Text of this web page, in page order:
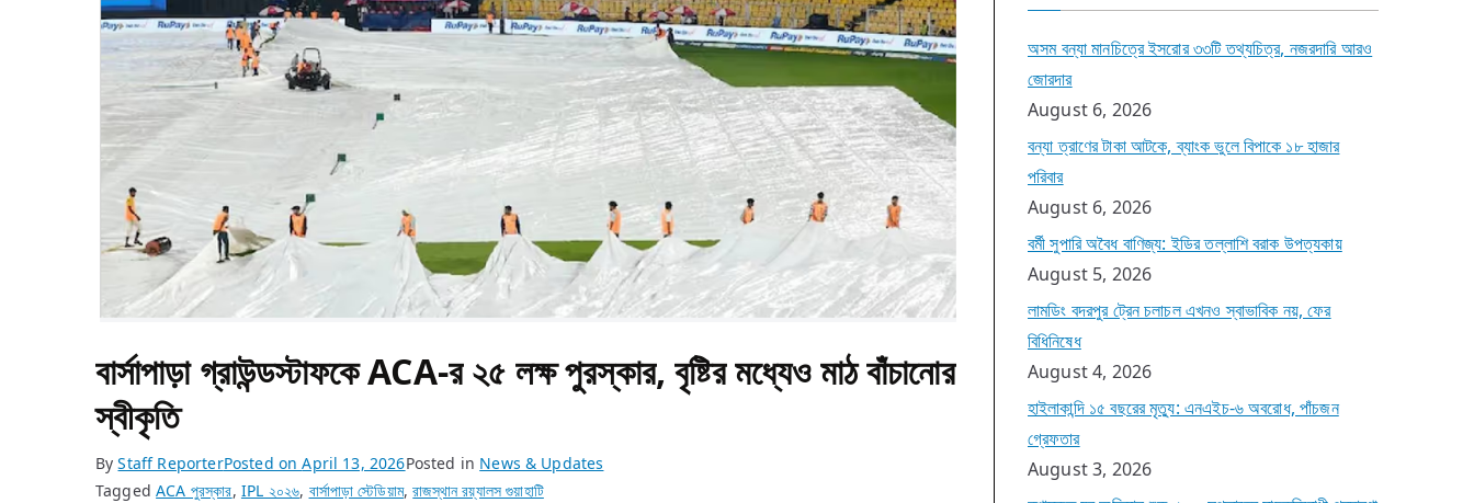
বার্সাপাড়া গ্রাউন্ডস্টাফকে ACA-র ২৫ লক্ষ পুরস্কার, বৃষ্টির মধ্যেও মাঠ বাঁচানোর
স্বীকৃতি
ByStaff ReporterPosted onApril 13, 2026Posted in News & Updates
TaggedACA পুরস্কার, IPL ২০২৬, বার্সাপাড়া স্টেডিয়াম,রাজস্থান রয়্যালস গুয়াহাটি
অসম বন্যা মানচিত্রে ইসরোর ৩৩টি তথ্যচিত্র, নজরদারি আরও
জোরদার
August 6, 2026
বন্যা ত্রাণের টাকা আটকে, ব্যাংক ভুলে বিপাকে ১৮ হাজার
পরিবার
August 6, 2026
বর্মী সুপারি অবৈধ বাণিজ্য: ইডির তল্লাশি বরাক উপত্যকায়
August 5, 2026
লামডিং বদরপুর ট্রেন চলাচল এখনও স্বাভাবিক নয়, ফের
বিধিনিষেধ
August 4, 2026
হাইলাকান্দি ১৫ বছরের মৃত্যু: এনএইচ-৬ অবরোধ, পাঁচজন
গ্রেফতার
August 3, 2026